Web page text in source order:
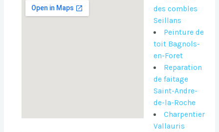
des combles
Seillans
Peinture de
toit Bagnols-
en-Foret
Reparation
de faitage
Saint-Andre-
de-la-Roche
Charpentier
Vallauris